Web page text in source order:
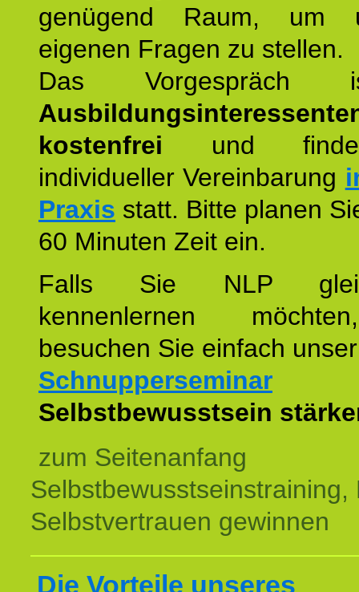
genügend Raum, um
eigenen Fragen zu stellen.
Das
kostenfrei und
individueller Vereinbarung
Praxis statt. Bitte planen
60 Minuten Zeit ein.
Falls Sie NLP
kennenlernen
besuchen Sie einfach unser
Schnupperseminar
Selbstbewusstsein
zum Seitenanfang
Selbstbewusstseinstraining,
Selbstvertrauen gewinnen
Die Vorteile unseres